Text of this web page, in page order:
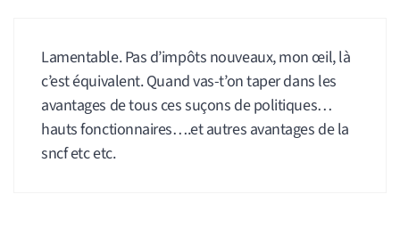
Lamentable. Pas d’impôts nouveaux, mon œil, là
c’est équivalent. Quand vas-t’on taper dans les
avantages de tous ces suçons de politiques…
hauts fonctionnaires….et autres avantages de la
sncf etc etc.